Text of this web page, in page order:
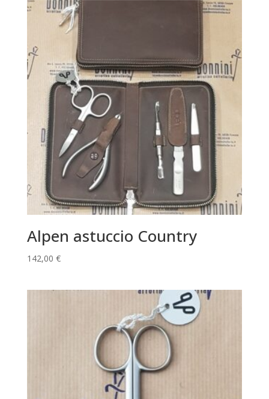
Alpen astuccio Country
142,00 €